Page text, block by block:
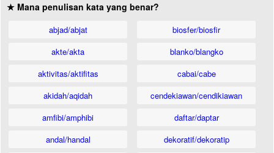
★ Mana penulisan kata yang benar?
abjad/abjat
akte/akta
aktivitas/aktifitas
akidah/aqidah
amfibi/amphibi
andal/handal
biosfer/biosfir
blanko/blangko
cabai/cabe
cendekiawan/cendikiawan
daftar/daptar
dekoratif/dekoratip